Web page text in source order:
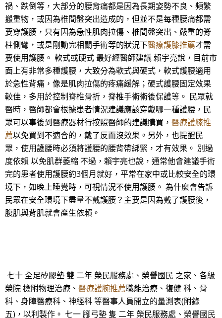
禍、跌倒等，大部分的腰背痛都是因為長期姿勢不良、頻繁
搬重物，或因為椎間盤突出造成的，但並不是每種腰痛都需
要穿護腰，只有因為急性肌肉拉傷、椎間盤突出、嚴重的脊
柱側彎，或是剛動完相關手術等的狀況下醫療護膝推薦才需
要使用護腰。 軟式或硬式 最好經醫師建議 賴宇亮說，目前市
面上有非常多種護腰，大致分為軟式與硬式，軟式護腰適用
於急性背痛，像是肌肉拉傷的疼痛緩解；硬式護腰固定效果
較佳，多用於控制脊椎骨折，脊椎手術術後保護等。 民眾就
醫時，醫師都會根據患者情況建議應該穿戴哪一種護腰，民
眾可以事後到醫療器材行按照醫師的建議購買， 醫療護膝推
薦以免買到不適合的，戴了反而沒效果。另外，也提醒民
眾，使用護腰時必須將護腰的腰背帶綁緊，才有效果。 別過
度依賴 以免肌群萎縮 不過，賴宇亮也說，通常他會建議手術
完的患者使用護腰約3個月就好，平常在家中或比較安全的環
境下，如晚上睡覺時，可視情況不使用護腰。 為什麼會告訴
民眾在安全環境下盡量不戴護腰？主要是因為戴了護腰後，
腹肌與背肌就會產生依賴。
七十 全足矽膠墊 雙 二年 榮民服務處、榮譽國民 之家、各級
榮院 檢附物理治療、 醫療護腕推薦職能治療、復健 科、骨
科、身障醫療科、神經科 等醫事人員開立的量測表(附錄
五)，以利製作。 七一 腳弓墊 隻 二年 榮民服務處、榮譽國民